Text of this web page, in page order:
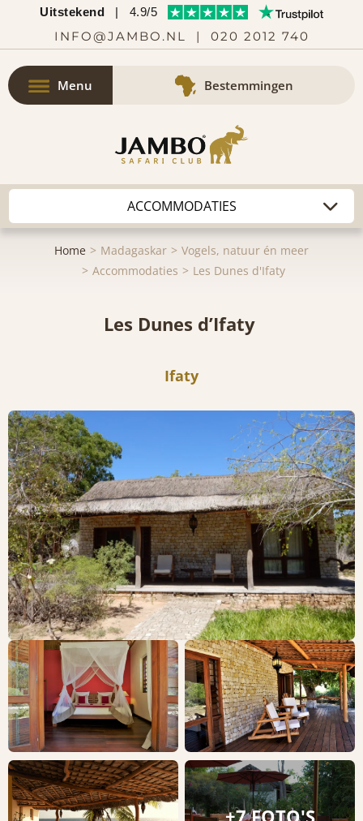
Uitstekend | 4.9/5
INFO@JAMBO.NL | 020 2012 740
Menu Bestemmingen
Home Madagaskar
Vogels, natuur én meer
Accommodaties
Les Dunes d'Ifaty
Les Dunes d’Ifaty
Ifaty
+7 FOTO'S